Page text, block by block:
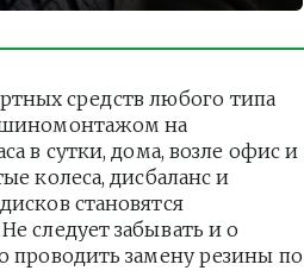
средств любого типа
на
в сутки, дома, возле офис и
колеса, дисбаланс и
становятся
следует забывать и о
проводить замену резины по